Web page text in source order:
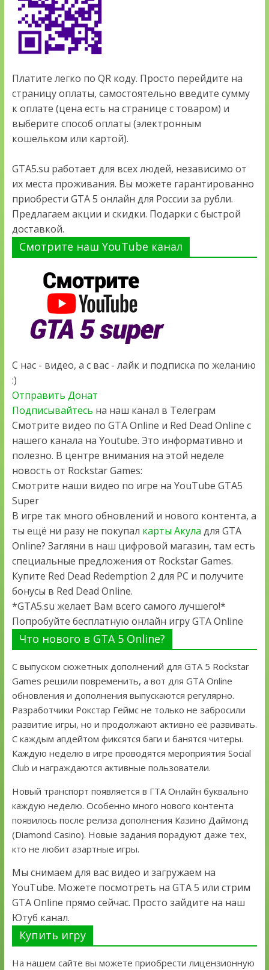
Платите легко по QR коду. Просто перейдите на
страницу оплаты, самостоятельно введите сумму
к оплате (цена есть на странице с товаром) и
выберите способ оплаты (электронным
кошельком или картой).
GTA5.su работает для всех людей, независимо от
их места проживания. Вы можете гарантированно
приобрести GTA 5 онлайн для России за рубли.
Предлагаем акции и скидки. Подарки с быстрой
доставкой.
Смотрите наш YouTube канал
С нас - видео, а с вас - лайк и подписка по желанию
:)
Отправить Донат
Подписывайтесь на наш канал в Телеграм
Смотрите видео по GTA Online и Red Dead Online с
нашего канала на Youtube. Это информативно и
полезно. В центре внимания на этой неделе
новость от Rockstar Games:
Смотрите наши видео по игре на YouTube GTA5
Super
В игре так много обновлений и нового контента, а
ты ещё ни разу не покупал карты Акула для GTA
Online? Загляни в наш цифровой магазин, там есть
специальные предложения от Rockstar Games.
Купите Red Dead Redemption 2 для PC и получите
бонусы в Red Dead Online.
*GTA5.su желает Вам всего самого лучшего!*
Попробуйте бесплатную онлайн игру GTA Online
Что нового в GTA 5 Online?
С выпуском сюжетных дополнений для GTA 5 Rockstar
Games решили повременить, а вот для GTA Online
обновления и дополнения выпускаются регулярно.
Разработчики Рокстар Геймс не только не забросили
развитие игры, но и продолжают активно её развивать.
С каждым апдейтом фиксятся баги и банятся читеры.
Каждую неделю в игре проводятся мероприятия Social
Club и награждаются активные пользователи.
Новый транспорт появляется в ГТА Онлайн буквально
каждую неделю. Особенно много нового контента
появилось после релиза дополнения Казино Даймонд
(Diamond Casino). Новые задания порадуют даже тех,
кто не любит азартные игры.
Мы снимаем для вас видео и загружаем на
YouTube. Можете посмотреть на GTA 5 или стрим
GTA Online прямо сейчас. Просто зайдите на наш
Ютуб канал.
Купить игру
На нашем сайте вы можете приобрести лицензионную